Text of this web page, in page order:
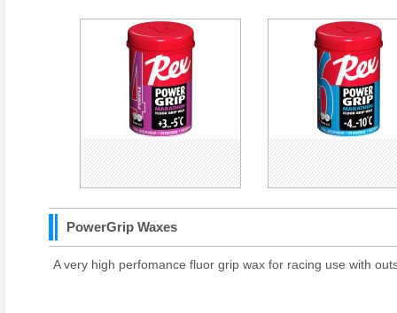
PowerGrip Waxes
A very high perfomance fluor grip wax for racing use with